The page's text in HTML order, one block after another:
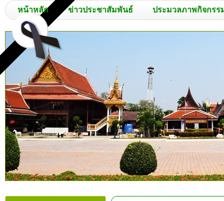
หน้าหลัก ข่าวประชาสัมพันธ์ ประมวลภาพกิจกรร